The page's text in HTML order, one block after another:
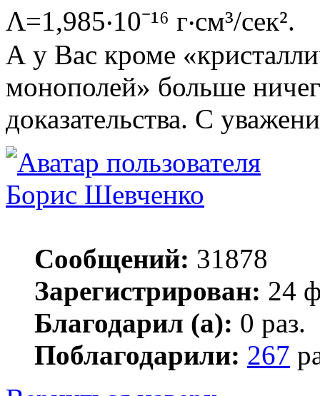
Λ=1,985‧10⁻¹⁶ г‧см³/сек².
А у Вас кроме
монополей» больше
доказательства. С
Борис Шевченко
Сообщений: 31878
Зарегистрирован: 24
Благодарил (а): 0 раз.
Поблагодарили: 267